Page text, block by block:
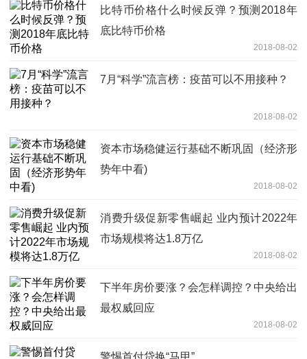
比特币价格什么时候反弹？预测2018年
底比特币价格
2018-08-02
7月“科学”流言榜：疫苗可以不用接种？
2018-08-02
资本市场稳健运行基础不断巩固（经济形
势年中看)
2018-08-02
消费升级促新零售崛起 业内预计2022年
市场规模将达1.8万亿
2018-08-02
下半年房价要涨？会怎样调控？中央给出
最权威回应
2018-08-02
警惕首付贷换“马甲”